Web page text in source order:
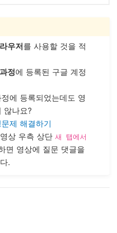
우저를 사용할 것을 적
정에 등록된 구글 계정
에 등록되었는데도 영
않나요?
제 해결하기
상 우측 상단새
탭에서
면 영상에 질문 댓글을
.